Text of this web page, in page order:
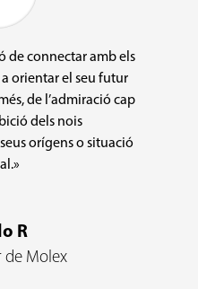
de connectar amb els
orientar el seu futur
de l’admiració cap
dels nois
orígens o situació
R
de Molex